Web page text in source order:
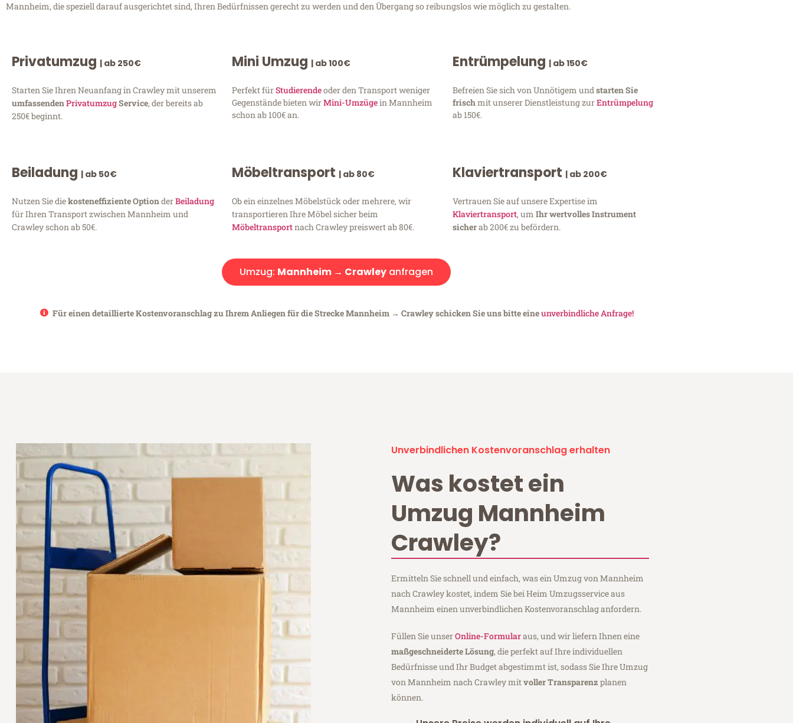
Mannheim, die speziell darauf ausgerichtet sind, Ihren Bedürfnissen gerecht zu werden und den Übergang so reibungslos wie möglich zu gestalten.
Privatumzug | ab 250€
Starten Sie Ihren Neuanfang in Crawley mit unserem
umfassendenPrivatumzugService, der bereits ab
250€ beginnt.
Mini Umzug | ab 100€
Perfekt fürStudierendeoder den Transport weniger
Gegenstände bieten wirMini-Umzügein Mannheim
schon ab 100€ an.
Entrümpelung | ab 150€
Befreien Sie sich von Unnötigem undstarten Sie
frischmit unserer Dienstleistung zurEntrümpelung
ab 150€.
Beiladung | ab 50€
Nutzen Sie diekosteneffiziente OptionderBeiladung
für Ihren Transport zwischen Mannheim und
Crawley schon ab 50€.
Möbeltransport | ab 80€
Ob ein einzelnes Möbelstück oder mehrere, wir
transportieren Ihre Möbel sicher beim
Möbeltransportnach Crawley preiswert ab 80€.
Klaviertransport | ab 200€
Vertrauen Sie auf unsere Expertise im
Klaviertransport, um Ihr wertvolles Instrument
sicherab 200€ zu befördern.
Umzug: Mannheim → Crawley anfragen
Für einen detaillierte Kostenvoranschlag zu Ihrem Anliegen für die Strecke Mannheim → Crawley schicken Sie uns bitte eineunverbindliche Anfrage!
Unverbindlichen Kostenvoranschlag erhalten
Was kostet ein
Umzug Mannheim
Crawley?
Ermitteln Sie schnell und einfach, was ein Umzug von Mannheim
nach Crawley kostet, indem Sie bei Heim Umzugsservice aus
Mannheim einen unverbindlichen Kostenvoranschlag anfordern.
Füllen Sie unserOnline-Formularaus, und wir liefern Ihnen eine
maßgeschneiderte Lösung, die perfekt auf Ihre individuellen
Bedürfnisse und Ihr Budget abgestimmt ist, sodass Sie Ihre Umzug
von Mannheim nach Crawley mitvoller Transparenz planen
können.